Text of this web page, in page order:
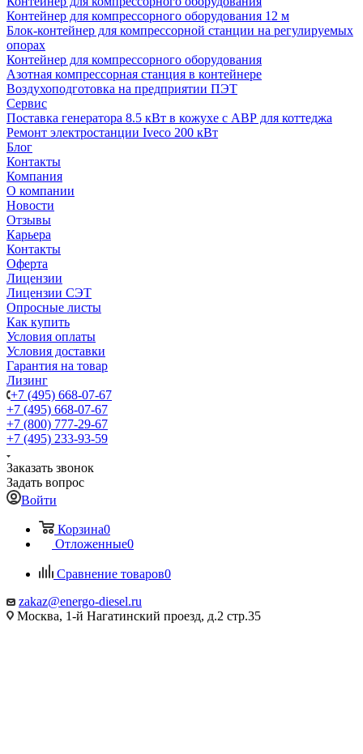
Контейнер для компрессорного оборудования 12 м
Блок-контейнер для компрессорной станции на регулируемых
опорах
Контейнер для компрессорного оборудования
Азотная компрессорная станция в контейнере
Воздухоподготовка на предприятии ПЭТ
Сервис
Поставка генератора 8.5 кВт в кожухе с АВР для коттеджа
Ремонт электростанции Iveco 200 кВт
Блог
Контакты
Компания
О компании
Новости
Отзывы
Карьера
Контакты
Оферта
Лицензии
Лицензии СЭТ
Опросные листы
Как купить
Условия оплаты
Условия доставки
Гарантия на товар
Лизинг
+7 (495) 668-07-67
+7 (495) 668-07-67
+7 (800) 777-29-67
+7 (495) 233-93-59
Заказать звонок
Задать вопрос
Войти
Корзина0
Отложенные0
Сравнение товаров0
zakaz@energo-diesel.ru
Москва, 1-й Нагатинский проезд, д.2 стр.35